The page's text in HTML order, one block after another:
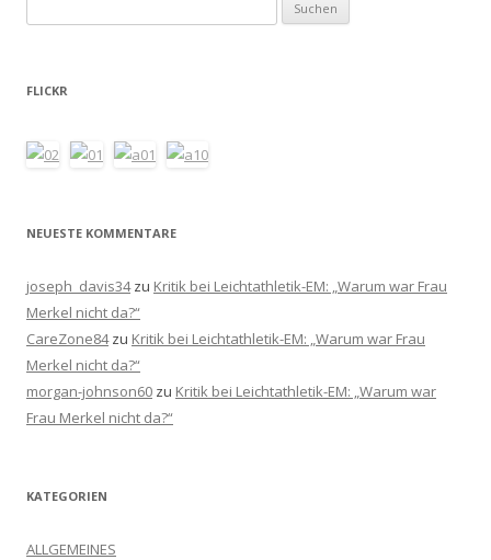
nach:
FLICKR
NEUESTE KOMMENTARE
joseph_davis34zu Kritik bei Leichtathletik-EM: „Warum war Frau
Merkel nicht da?“
CareZone84zu Kritik bei Leichtathletik-EM: „Warum war Frau
Merkel nicht da?“
morgan-johnson60 zu Kritik bei Leichtathletik-EM: „Warum war
Frau Merkel nicht da?“
KATEGORIEN
ALLGEMEINES